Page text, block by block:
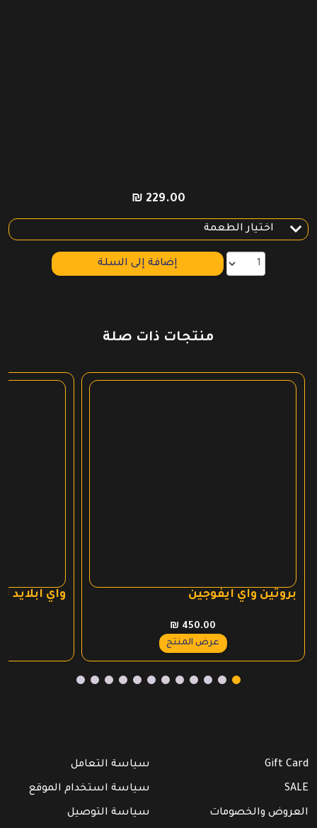
₪ 229.00
إضافة إلى السلة
منتجات ذات صلة
بروتين واي ايفوجين
₪ 450.00
عرض المنتج
واي ابلايد
Gift Card
SALE
العروض والخصومات
سياسة التعامل
سياسة استخدام الموقع
سياسة التوصيل